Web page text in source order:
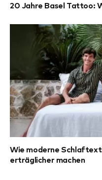
20 Jahre Basel Tattoo:
Wie moderne
erträglicher machen